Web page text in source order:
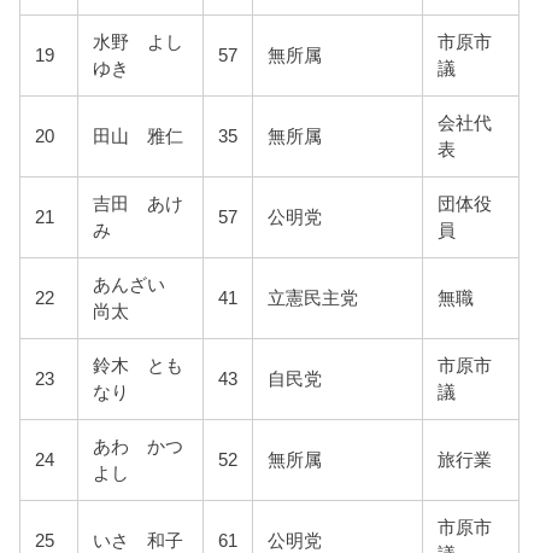
19
水野 よし
ゆき
57 無所属
市原市
議
20 田山 雅仁 35 無所属
会社代
表
21
吉田 あけ
み
57 公明党
団体役
員
22
あんざい
尚太
41 立憲民主党 無職
23
鈴木 とも
なり
43 自民党
市原市
議
24
あわ かつ
よし
52 無所属 旅行業
25 いさ 和子 61 公明党
市原市